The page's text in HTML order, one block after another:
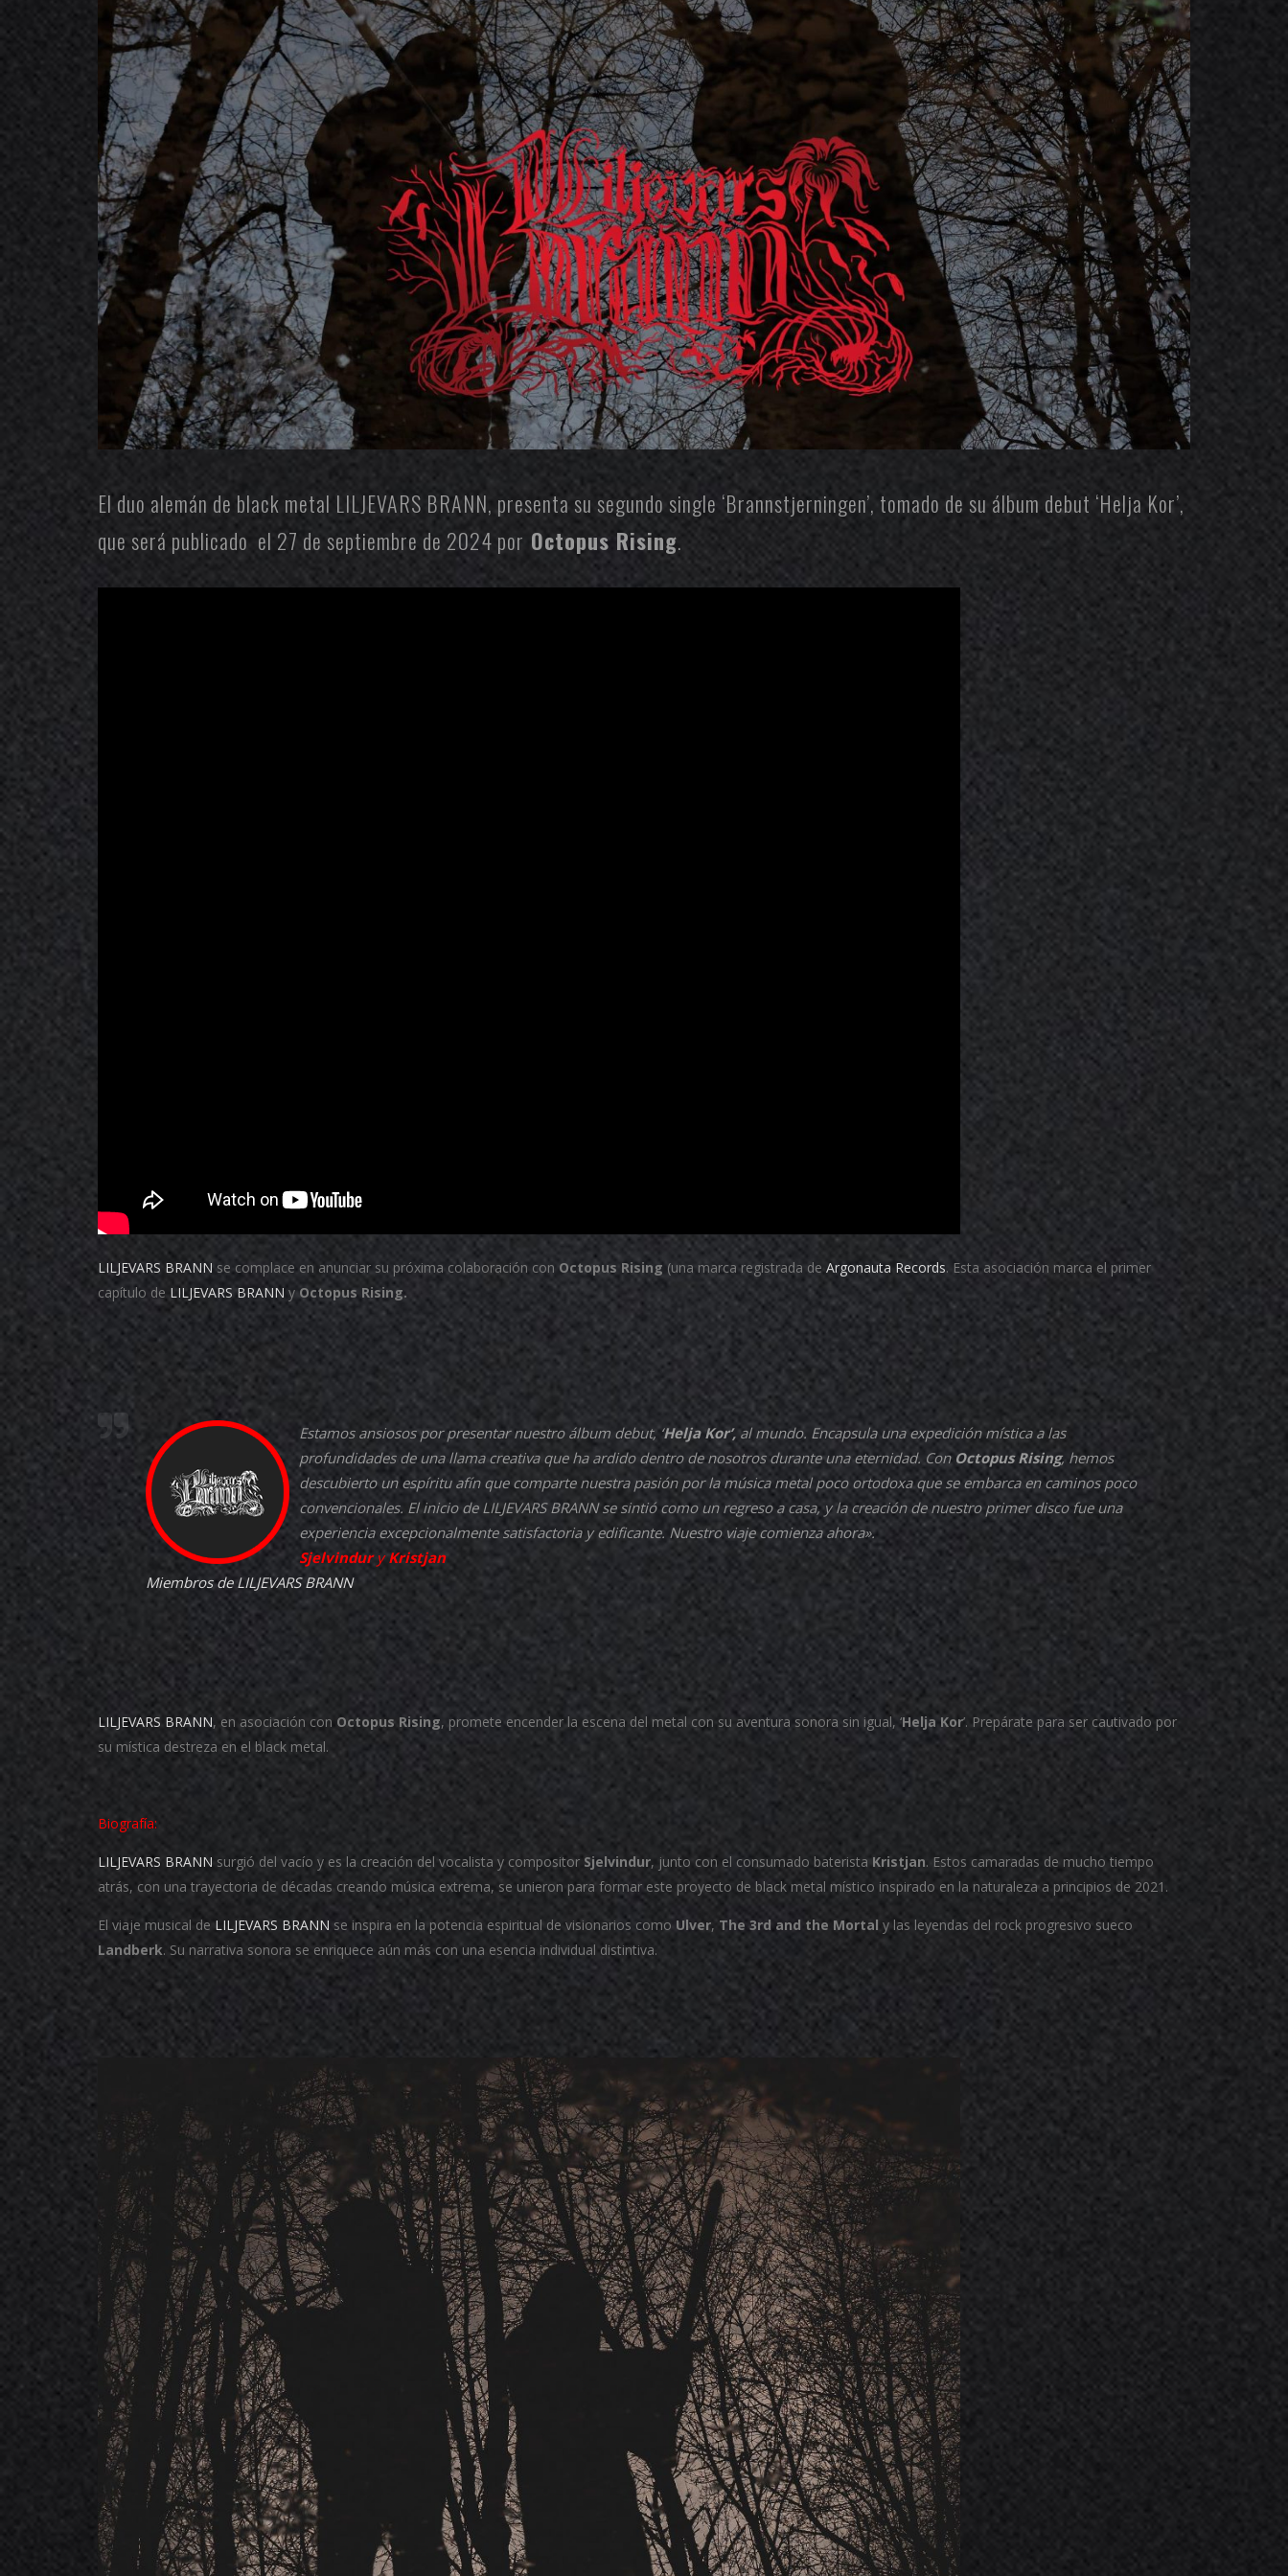
El duo alemán de black metal LILJEVARS BRANN, presenta su segundo single ‘Brannstjerningen’, tomado de su álbum debut ‘Helja Kor’,
que será publicado el 27 de septiembre de 2024 por Octopus Rising.
LILJEVARS BRANNse complace en anunciar su próxima colaboración con Octopus Rising (una marca registrada de Argonauta Records. Esta asociación marca el primer
capítulo de LILJEVARS BRANN yOctopus Rising.
Estamos ansiosos por presentar nuestro álbum debut, ‘Helja Kor’,al mundo. Encapsula una expedición mística a las
profundidades de una llama creativa que ha ardido dentro de nosotros durante una eternidad. Con Octopus Rising, hemos
descubierto un espíritu afín que comparte nuestra pasión por la música metal poco ortodoxa que se embarca en caminos poco
convencionales. El inicio de LILJEVARS BRANNse sintió como un regreso a casa, y la creación de nuestro primer disco fue una
experiencia excepcionalmente satisfactoria y edificante. Nuestro viaje comienza ahora».
SjelvinduryKristjan
Miembros de LILJEVARS BRANN
LILJEVARS BRANN, en asociación con Octopus Rising, promete encender la escena del metal con su aventura sonora sin igual, ‘Helja Kor’. Prepárate para ser cautivado por
su mística destreza en el black metal.
Biografía:
LILJEVARS BRANN surgió del vacío y es la creación del vocalista y compositor Sjelvindur, junto con el consumado baterista Kristjan. Estos camaradas de mucho tiempo
atrás, con una trayectoria de décadas creando música extrema, se unieron para formar este proyecto de black metal místico inspirado en la naturaleza a principios de 2021.
El viaje musical de LILJEVARS BRANN se inspira en la potencia espiritual de visionarios como Ulver, The 3rd and the Mortal y las leyendas del rock progresivo sueco
Landberk. Su narrativa sonora se enriquece aún más con una esencia individual distintiva.